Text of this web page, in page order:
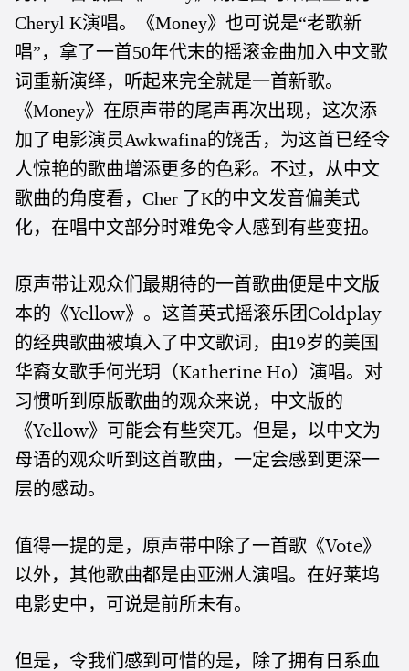
Cheryl K演唱。《Money》也可说是“老歌新
唱”，拿了一首50年代末的摇滚金曲加入中文歌
词重新演绎，听起来完全就是一首新歌。
《Money》在原声带的尾声再次出现，这次添
加了电影演员Awkwafina的饶舌，为这首已经令
人惊艳的歌曲增添更多的色彩。不过，从中文
歌曲的角度看，Cher 了K的中文发音偏美式
化，在唱中文部分时难免令人感到有些变扭。
原声带让观众们最期待的一首歌曲便是中文版
本的《Yellow》。这首英式摇滚乐团 Coldplay
的经典歌曲被填入了中文歌词，由19岁的美国
华裔女歌手何光玥（Katherine Ho）演唱。对
习惯听到原版歌曲的观众来说，中文版的
《Yellow》可能会有些突兀。但是，以中文为
母语的观众听到这首歌曲，一定会感到更深一
层的感动。
值得一提的是，原声带中除了一首歌《Vote》
以外，其他歌曲都是由亚洲人演唱。在好莱坞
电影史中，可说是前所未有。
但是，令我们感到可惜的是，除了拥有日系血